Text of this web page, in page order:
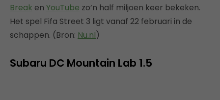
Break en YouTube zo’n half miljoen keer bekeken.
Het spel Fifa Street 3 ligt vanaf 22 februari in de
schappen. (Bron: Nu.nl)
Subaru DC Mountain Lab 1.5